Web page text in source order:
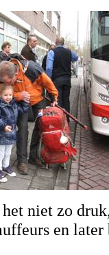
het niet zo
en